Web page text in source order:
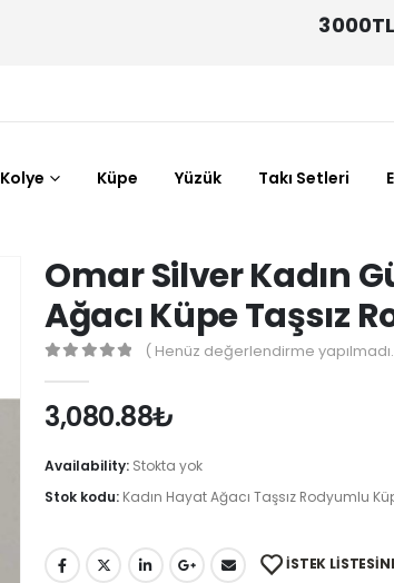
Kolye Küpe Yüzük Takı Setleri
Omar Silver Kadın
Ağacı Küpe Taşsız
( Henüz değerlendirme
3,080.88₺
Availability: Stokta yok
Stok kodu: Kadın Hayat Ağacı Taşsız Rodyumlu
İSTEK